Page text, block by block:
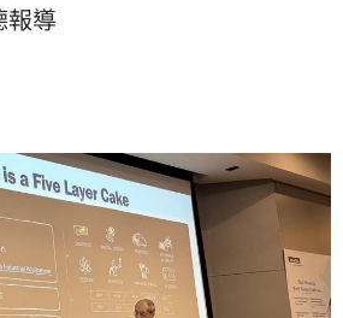
COMPUTEX熱潮，研華將深化與
報導